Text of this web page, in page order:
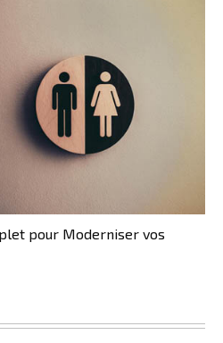
pour Moderniser vos